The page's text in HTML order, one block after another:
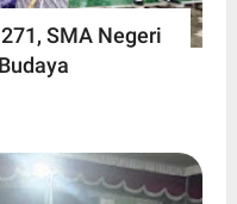
SMA Negeri